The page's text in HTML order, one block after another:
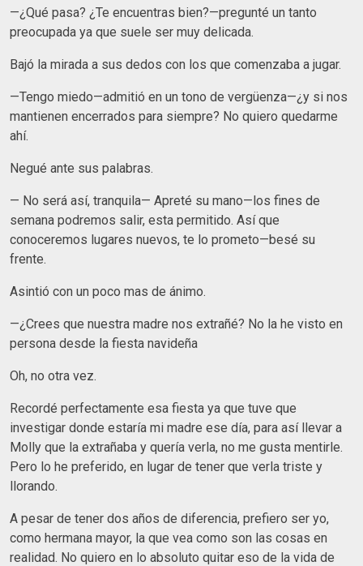
—¿Qué pasa? ¿Te encuentras bien?—pregunté un tanto
preocupada ya que suele ser muy delicada.
Bajó la mirada a sus dedos con los que comenzaba a jugar.
—Tengo miedo—admitió en un tono de vergüenza—¿y si nos
mantienen encerrados para siempre? No quiero quedarme
ahí.
Negué ante sus palabras.
— No será así, tranquila— Apreté su mano—los fines de
semana podremos salir, esta permitido. Así que
conoceremos lugares nuevos, te lo prometo—besé su
frente.
Asintió con un poco mas de ánimo.
—¿Crees que nuestra madre nos extrañé? No la he visto en
persona desde la fiesta navideña
Oh, no otra vez.
Recordé perfectamente esa fiesta ya que tuve que
investigar donde estaría mi madre ese día, para así llevar a
Molly que la extrañaba y quería verla, no me gusta mentirle.
Pero lo he preferido, en lugar de tener que verla triste y
llorando.
A pesar de tener dos años de diferencia, prefiero ser yo,
como hermana mayor, la que vea como son las cosas en
realidad. No quiero en lo absoluto quitar eso de la vida de